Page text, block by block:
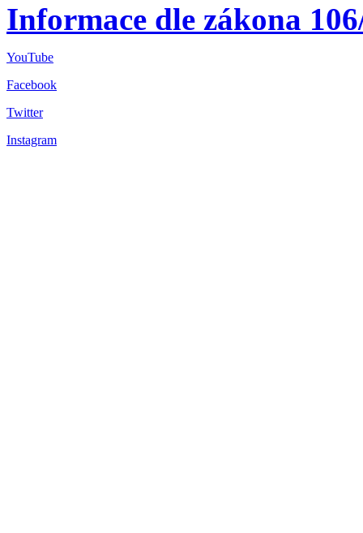
Informace dle zákona
YouTube
Facebook
Twitter
Instagram